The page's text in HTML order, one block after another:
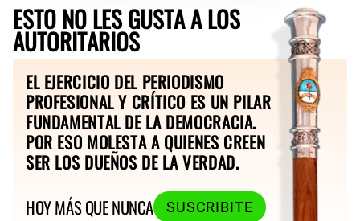
ESTO NO LES GUSTA A LOS
AUTORITARIOS
EL EJERCICIO DEL PERIODISMO
PROFESIONAL Y CRÍTICO ES UN PILAR
FUNDAMENTAL DE LA DEMOCRACIA.
POR ESO MOLESTA A QUIENES CREEN
SER LOS DUEÑOS DE LA VERDAD.
HOY MÁS QUE NUNCA
SUSCRIBITE